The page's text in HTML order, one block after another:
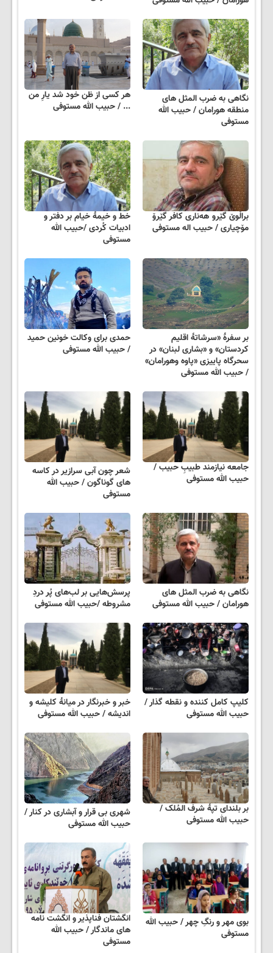
نگاهی به ضرب المثل های
منطقه هورامان / حبیب الله
مستوفی
هر کسی از ظن خود شد یارِ من
... / حبیب الله مستوفی
براڵوێ گێرو ھەناری کافر گێرۆ
مۆچیاری / حبیب اله مستوفی
خط و خیمهٔ خیام بر دفتر و
ادبیات کُردی /حبیب الله
مستوفی
بر سفرۀ «سرشاتۀ اقلیم
کردستان» و «بشاری لبنان» در
سحرگاه پاییزی «پاوه وهورامان»
/ حبیب الله مستوفی
حمدی برای وکالت خونین حمید
/ حبیب الله مستوفی
جامعه نیازمند طبیبِ حبیب /
حبیب الله مستوفی
شعر چون آبی سرازیر در کاسه
های گوناگون / حبیب الله
مستوفی
نگاهی به ضرب المثل های
هورامان / حبیب الله مستوفی
پرسش‌هایی بر لب‌های پُر دردِ
مشروطه /حبیب الله مستوفی
کلیپ کامل کننده و نقطه گذار /
حبیب الله مستوفی
خبر و خبرنگار در میانهٔ کلیشه و
اندیشه / حبیب الله مستوفی
بر بلندای تپۀ شرف المُلک /
حبیب الله مستوفی
شهری بی قرار و آبشاری در کنار /
حبیب الله مستوفی
بوی مهر و رنگِ چهر / حبیب الله
مستوفی
انگشتان فناپذیر و انگشت نامه
های ماندگار / حبیب الله
مستوفی